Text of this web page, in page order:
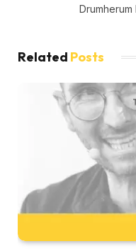
Related Posts